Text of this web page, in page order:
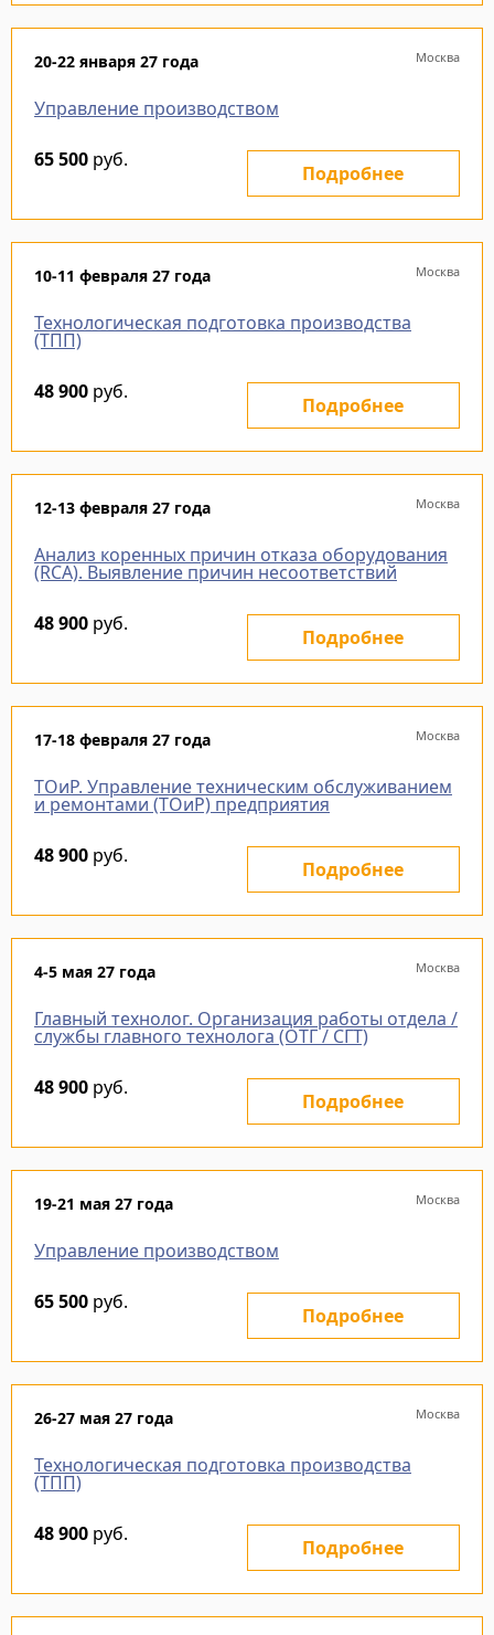
20-22 января 27 года Москва
Управление производством
65 500 руб.
Подробнее
10-11 февраля 27 года Москва
Технологическая подготовка производства
(ТПП)
48 900 руб.
Подробнее
12-13 февраля 27 года Москва
Анализ коренных причин отказа оборудования
(RCA). Выявление причин несоответствий
48 900 руб.
Подробнее
17-18 февраля 27 года Москва
ТОиР. Управление техническим обслуживанием
и ремонтами (ТОиР) предприятия
48 900 руб.
Подробнее
4-5 мая 27 года Москва
Главный технолог. Организация работы отдела /
службы главного технолога (ОТГ / СГТ)
48 900 руб.
Подробнее
19-21 мая 27 года Москва
Управление производством
65 500 руб.
Подробнее
26-27 мая 27 года Москва
Технологическая подготовка производства
(ТПП)
48 900 руб.
Подробнее